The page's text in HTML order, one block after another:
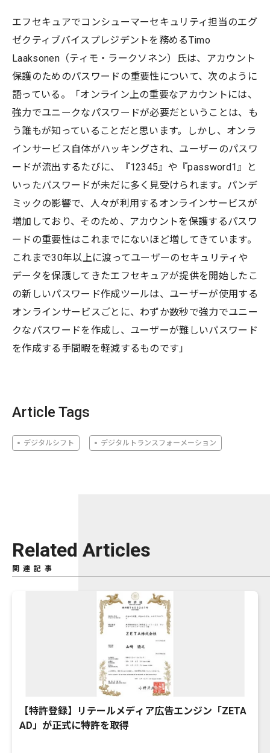
エフセキュアでコンシューマーセキュリティ担当のエグ
ゼクティブバイスプレジデントを務めるTimo
Laaksonen（ティモ・ラークソネン）氏は、アカウント
保護のためのパスワードの重要性について、次のように
語っている。「オンライン上の重要なアカウントには、
強力でユニークなパスワードが必要だということは、も
う誰もが知っていることだと思います。しかし、オンラ
インサービス自体がハッキングされ、ユーザーのパスワ
ードが流出するたびに、『12345』や『password1』と
いったパスワードが未だに多く見受けられます。パンデ
ミックの影響で、人々が利用するオンラインサービスが
増加しており、そのため、アカウントを保護するパスワ
ードの重要性はこれまでにないほど増してきています。
これまで30年以上に渡ってユーザーのセキュリティや
データを保護してきたエフセキュアが提供を開始したこ
の新しいパスワード作成ツールは、ユーザーが使用する
オンラインサービスごとに、わずか数秒で強力でユニー
クなパスワードを作成し、ユーザーが難しいパスワード
を作成する手間暇を軽減するものです」
Article Tags
デジタルシフト デジタルトランスフォーメーション
Related Articles
関連記事
【特許登録】リテールメディア広告エンジン「ZETA
AD」が正式に特許を取得